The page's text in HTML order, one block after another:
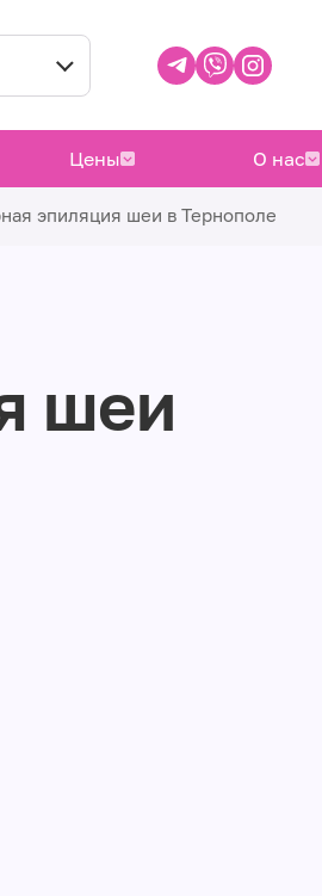
Цены О нас
эпиляция шеи в Тернополе
шеи